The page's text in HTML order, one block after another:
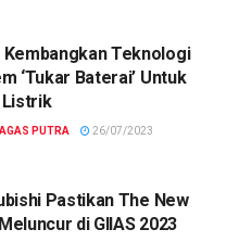
Kembangkan Teknologi
‘Tukar Baterai’ Untuk
PUTRA 26/07/2023
Pastikan The New
di GIIAS 2023